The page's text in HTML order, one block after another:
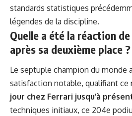
standards statistiques
légendes de la discipline.
Quelle a été la réaction
après sa deuxième place ?
Le septuple champion du monde
satisfaction notable, qualifiant ce
jour chez Ferrari jusqu’à
techniques initiaux, ce 204e